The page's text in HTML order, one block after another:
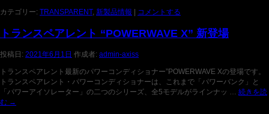
カテゴリー: TRANSPARENT, 新製品情報 コメントする
トランスペアレント “POWERWAVE X” 新登場
投稿日: 2021年6月1日 作成者: admin-axiss
トランスペアレント最新のパワーコンディショナー”POWERWAVE Xの登場です。
トランスペアレント・パワーコンディショナーは、これまで「パワーバンク」と
「パワーアイソレーター」の二つのシリーズ、全5モデルがラインナッ … 続きを読
む →